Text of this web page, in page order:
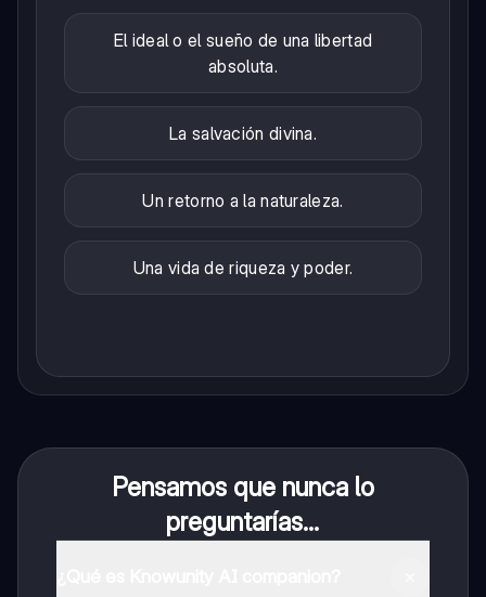
El ideal o el sueño de una libertad
absoluta.
La salvación divina.
Un retorno a la naturaleza.
Una vida de riqueza y poder.
Pensamos que nunca lo
preguntarías...